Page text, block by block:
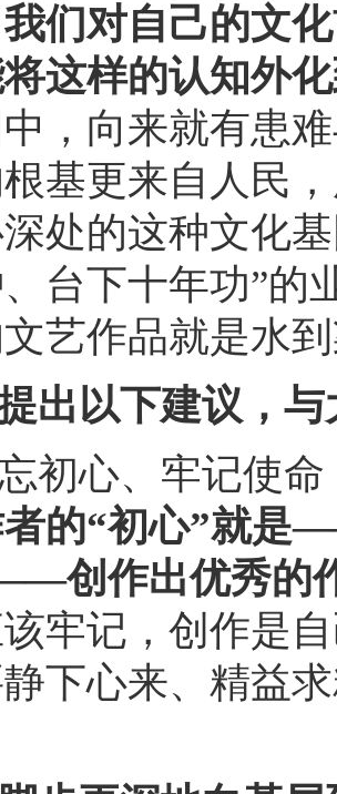
们对自己的文
这样的认知外
，向来就有患
基更来自人民
处的这种文化
、台下十年功”
艺作品就是水
出以下建议，
初心、牢记使
的“初心”就是
创作出优秀的
牢记，创作是
下心来、精益